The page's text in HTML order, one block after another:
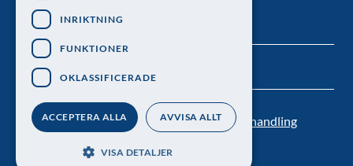
Kontakt Nyhetsbrev
Personuppgiftsbehandling
INRIKTNING
FUNKTIONER
OKLASSIFICERADE
ACCEPTERA ALLA AVVISA ALLT
VISA DETALJER